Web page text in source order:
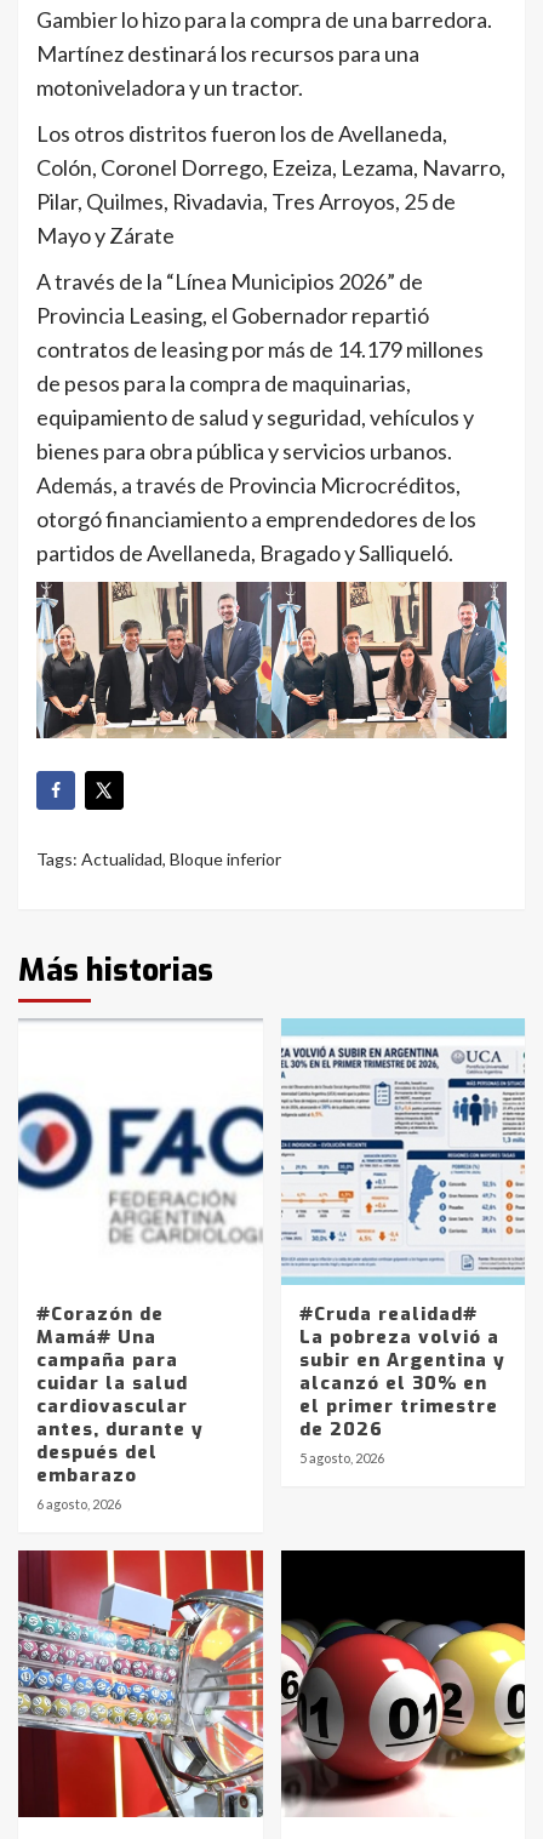
Gambier lo hizo para la compra de una barredora.
Martínez destinará los recursos para una
motoniveladora y un tractor.
Los otros distritos fueron los de Avellaneda,
Colón, Coronel Dorrego, Ezeiza, Lezama, Navarro,
Pilar, Quilmes, Rivadavia, Tres Arroyos, 25 de
Mayo y Zárate
A través de la “Línea Municipios 2026” de
Provincia Leasing, el Gobernador repartió
contratos de leasing por más de 14.179 millones
de pesos para la compra de maquinarias,
equipamiento de salud y seguridad, vehículos y
bienes para obra pública y servicios urbanos.
Además, a través de Provincia Microcréditos,
otorgó financiamiento a emprendedores de los
partidos de Avellaneda, Bragado y Salliqueló.
Tags: Actualidad, Bloque inferior
Más historias
#Corazón de
Mamá# Una
campaña para
cuidar la salud
cardiovascular
antes, durante y
después del
embarazo
6 agosto, 2026
#Cruda realidad#
La pobreza volvió a
subir en Argentina y
alcanzó el 30% en
el primer trimestre
de 2026
5 agosto, 2026